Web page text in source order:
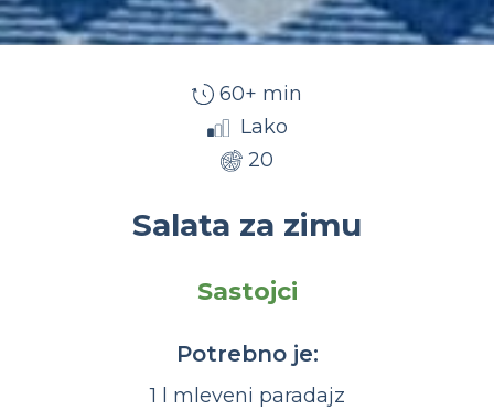
60+ min
Lako
20
Salata za zimu
Sastojci
Potrebno je:
1 l mleveni paradajz